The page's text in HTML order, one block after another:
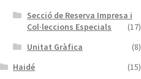
Secció de Reserva Impresa i
Col·leccions Especials
(17)
Unitat Gràfica
(8)
Haidé
(15)